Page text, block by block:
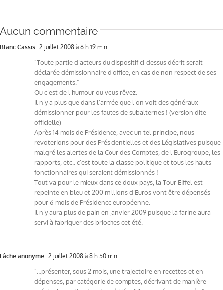
Aucun commentaire
Blanc Cassis 2 juillet 2008 à 6 h 19 min
"Toute partie d’acteurs du dispositif ci-dessus décrit serait
déclarée démissionnaire d’office, en cas de non respect de ses
engagements."
Ou c’est de l’humour ou vous rêvez.
Il n’y a plus que dans l’armée que l’on voit des généraux
démissionner pour les fautes de subalternes ! (version dite
officielle)
Après 14 mois de Présidence, avec un tel principe, nous
revoterions pour des Présidentielles et des Législatives puisque
malgré les alertes de la Cour des Comptes, de l’Eurogroupe, les
rapports, etc.. c’est toute la classe politique et tous les hauts
fonctionnaires qui seraient démissionnés !
Tout va pour le mieux dans ce doux pays, la Tour Eiffel est
repeinte en bleu et 200 millions d’Euros vont être dépensés
pour 6 mois de Présidence européenne.
Il n’y aura plus de pain en janvier 2009 puisque la farine aura
servi à fabriquer des brioches cet été.
Lâche anonyme 2 juillet 2008 à 8 h 50 min
"…présenter, sous 2 mois, une trajectoire en recettes et en
dépenses, par catégorie de comptes, décrivant de manière